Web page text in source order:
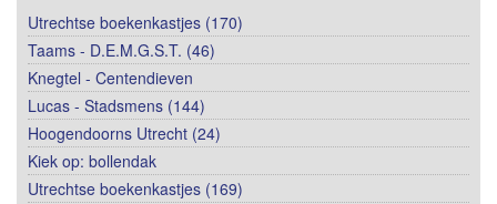
Utrechtse boekenkastjes (170)
Taams - D.E.M.G.S.T. (46)
Knegtel - Centendieven
Lucas - Stadsmens (144)
Hoogendoorns Utrecht (24)
Kiek op: bollendak
Utrechtse boekenkastjes (169)